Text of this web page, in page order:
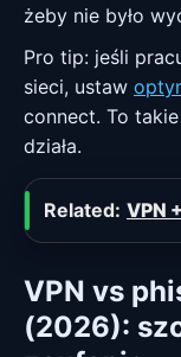
żeby nie było
Pro tip: jeśli
sieci, ustaw
connect. To
działa.
Related: VPN
VPN vs
(2026):